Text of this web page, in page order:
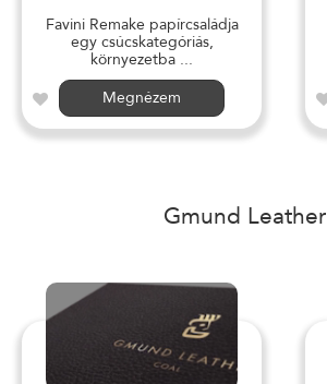
Favini Remake papírcsaládja
egy csúcskategóriás,
környezetba ...
Megnézem
Gmund Leather